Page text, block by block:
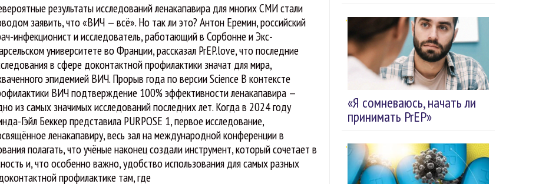
«Я сомневаюсь, начать ли
принимать PrEP»
результаты исследований ленакапавира для многих СМИ стали
заявить, что «ВИЧ — всё». Но так ли это? Антон Еремин, российский
инфекционист и исследователь, работающий в Сорбонне и Экс-
университете во Франции, рассказал PrЕP.love, что последние
в сфере доконтактной профилактики значат для мира,
эпидемией ВИЧ. Прорыв года по версии Science В контексте
ВИЧ подтверждение 100% эффективности ленакапавира —
из самых значимых исследований последних лет. Когда в 2024 году
Гэйл Беккер представила PURPOSE 1, первое исследование,
ленакапавиру, весь зал на международной конференции в
полагать, что учёные наконец создали инструмент, который сочетает в
и, что особенно важно, удобство использования для самых разных
профилактике там, где